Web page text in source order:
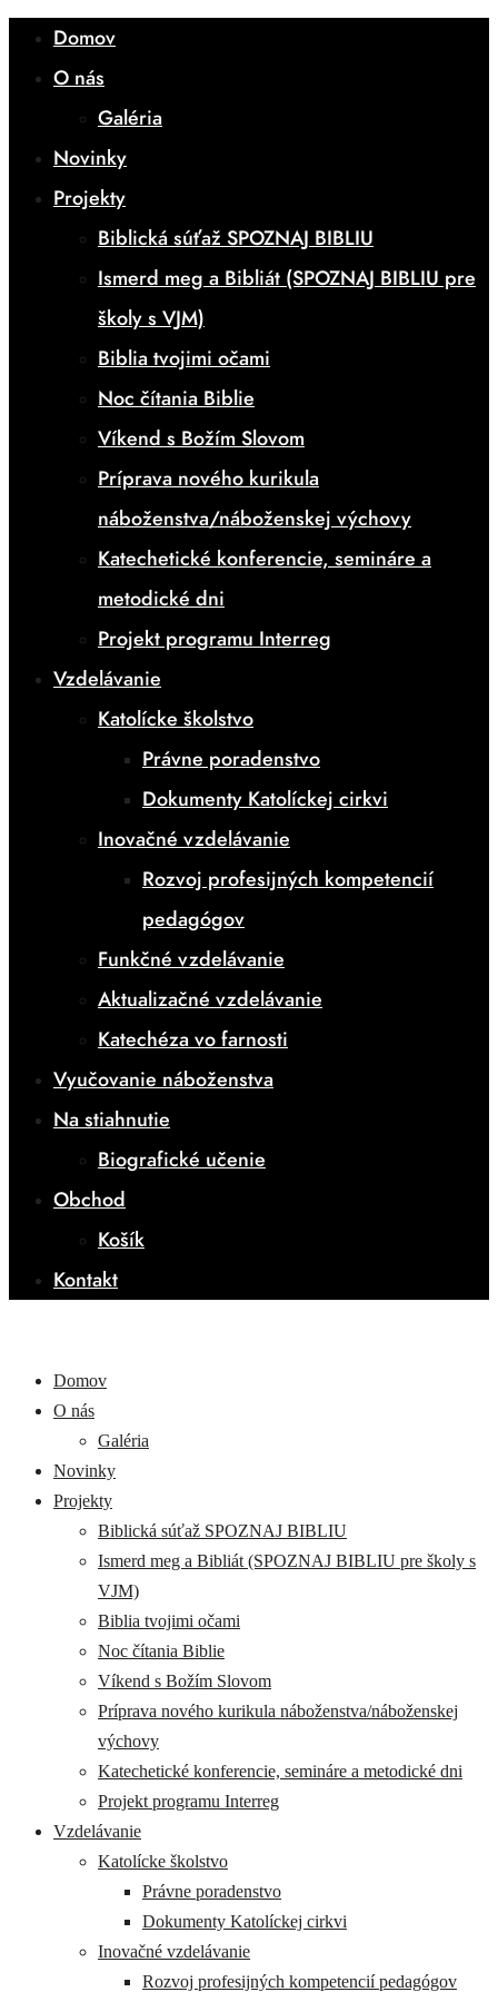
Domov
O nás
Galéria
Novinky
Projekty
Biblická súťaž SPOZNAJ BIBLIU
Ismerd meg a Bibliát (SPOZNAJ BIBLIU pre
školy s VJM)
Biblia tvojimi očami
Noc čítania Biblie
Víkend s Božím Slovom
Príprava nového kurikula
náboženstva/náboženskej výchovy
Katechetické konferencie, semináre a
metodické dni
Projekt programu Interreg
Vzdelávanie
Katolícke školstvo
Právne poradenstvo
Dokumenty Katolíckej cirkvi
Inovačné vzdelávanie
Rozvoj profesijných kompetencií
pedagógov
Funkčné vzdelávanie
Aktualizačné vzdelávanie
Katechéza vo farnosti
Vyučovanie náboženstva
Na stiahnutie
Biografické učenie
Obchod
Košík
Kontakt
Domov
O nás
Galéria
Novinky
Projekty
Biblická súťaž SPOZNAJ BIBLIU
Ismerd meg a Bibliát (SPOZNAJ BIBLIU pre školy s
VJM)
Biblia tvojimi očami
Noc čítania Biblie
Víkend s Božím Slovom
Príprava nového kurikula náboženstva/náboženskej
výchovy
Katechetické konferencie, semináre a metodické dni
Projekt programu Interreg
Vzdelávanie
Katolícke školstvo
Právne poradenstvo
Dokumenty Katolíckej cirkvi
Inovačné vzdelávanie
Rozvoj profesijných kompetencií pedagógov